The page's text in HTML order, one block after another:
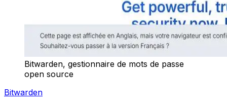
Bitwarden, gestionnaire de mots de passe
open source
Bitwarden